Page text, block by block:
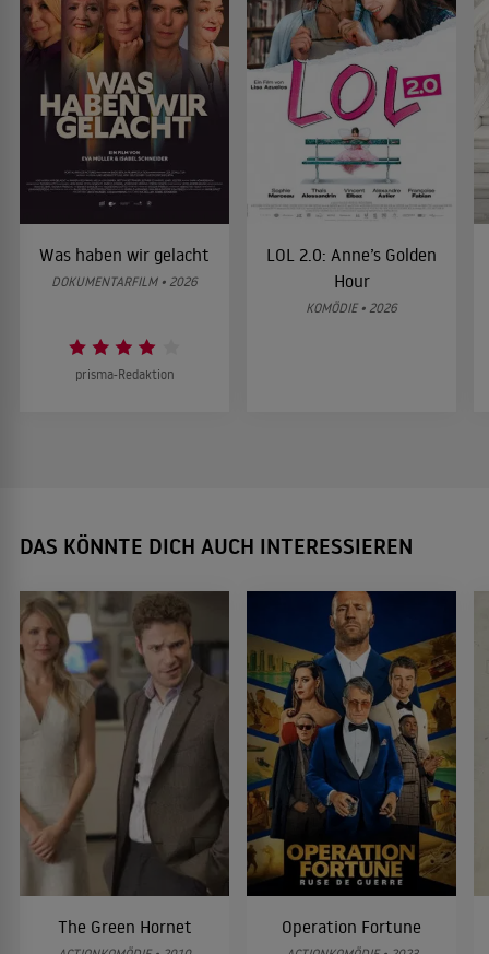
Was haben wir gelacht
DOKUMENTARFILM • 2026
prisma-Redaktion
LOL 2.0: Anne’s Golden
Hour
KOMÖDIE • 2026
DAS KÖNNTE DICH AUCH INTERESSIEREN
The Green Hornet Operation Fortune